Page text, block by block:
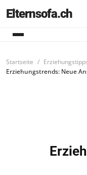
Elternsofa.ch
Startseite
Erziehungstrends: Neue